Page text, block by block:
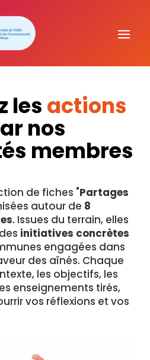
les actions
nos
membres
de fiches "Partages
autour de 8
. Issues du terrain, elles
initiatives concrètes
engagées dans
des aînés. Chaque
les objectifs, les
enseignements tirés,
vos réflexions et vos